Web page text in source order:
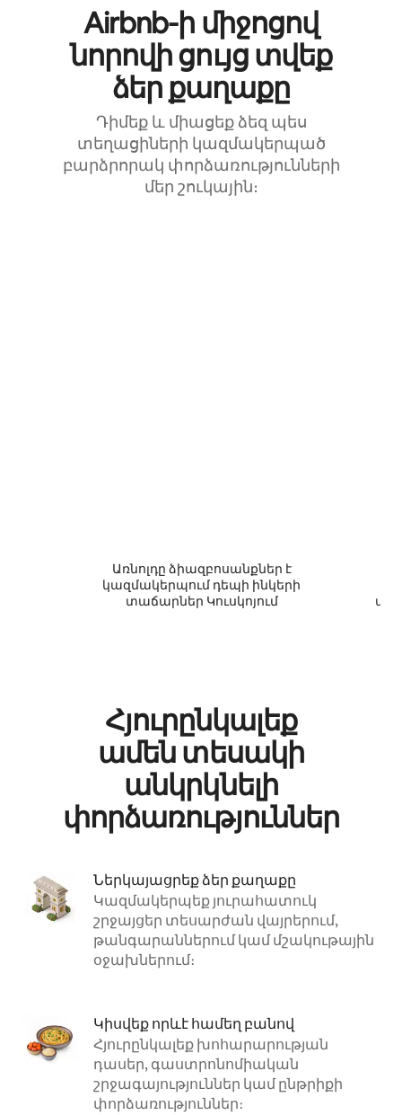
Airbnb-ի միջոցով
նորովի ցույց տվեք
ձեր քաղաքը
Դիմեք և միացեք ձեզ պես
տեղացիների կազմակերպած
բարձրորակ փորձառությունների
մեր շուկային։
Առնոլդը ձիազբոսանքներ է
կազմակերպում դեպի ինկերի
տաճարներ Կուսկոյում
Հյուրընկալեք
ամեն տեսակի
անկրկնելի
փորձառություններ
Ներկայացրեք ձեր քաղաքը
Կազմակերպեք յուրահատուկ
շրջայցեր տեսարժան վայրերում,
թանգարաններում կամ մշակութային
օջախներում։
Կիսվեք որևէ համեղ բանով
Հյուրընկալեք խոհարարության
դասեր, գաստրոնոմիական
շրջագայություններ կամ ընթրիքի
փորձառություններ։